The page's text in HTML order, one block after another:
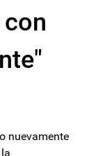
nuevamente